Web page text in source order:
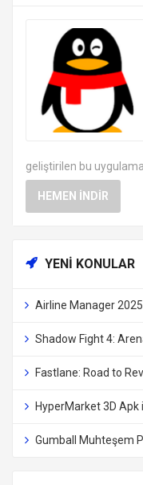
geliştirilen bu
HEMEN İNDIR
YENI KONULAR
Airline Manager
Shadow Fight 4:
Fastlane: Road to
HyperMarket 3D Apk
Gumball Muhteşem